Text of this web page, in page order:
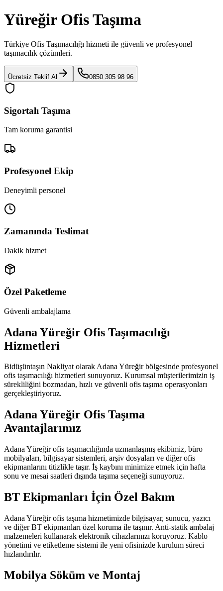
Yüreğir Ofis Taşıma
Türkiye Ofis Taşımacılığı hizmeti ile güvenli ve profesyonel
taşımacılık çözümleri.
Ücretsiz Teklif Al 0850 305 98 96
Sigortalı Taşıma
Tam koruma garantisi
Profesyonel Ekip
Deneyimli personel
Zamanında Teslimat
Dakik hizmet
Özel Paketleme
Güvenli ambalajlama
Adana Yüreğir Ofis Taşımacılığı
Hizmetleri
Bidüşüntaşın Nakliyat olarak Adana Yüreğir bölgesinde profesyonel
ofis taşımacılığı hizmetleri sunuyoruz. Kurumsal müşterilerimizin iş
sürekliliğini bozmadan, hızlı ve güvenli ofis taşıma operasyonları
gerçekleştiriyoruz.
Adana Yüreğir Ofis Taşıma
Avantajlarımız
Adana Yüreğir ofis taşımacılığında uzmanlaşmış ekibimiz, büro
mobilyaları, bilgisayar sistemleri, arşiv dosyaları ve diğer ofis
ekipmanlarını titizlikle taşır. İş kaybını minimize etmek için hafta
sonu ve mesai saatleri dışında taşıma seçeneği sunuyoruz.
BT Ekipmanları İçin Özel Bakım
Adana Yüreğir ofis taşıma hizmetimizde bilgisayar, sunucu, yazıcı
ve diğer BT ekipmanları özel koruma ile taşınır. Anti-statik ambalaj
malzemeleri kullanarak elektronik cihazlarınızı koruyoruz. Kablo
yönetimi ve etiketleme sistemi ile yeni ofisinizde kurulum süreci
hızlandırılır.
Mobilya Söküm ve Montaj